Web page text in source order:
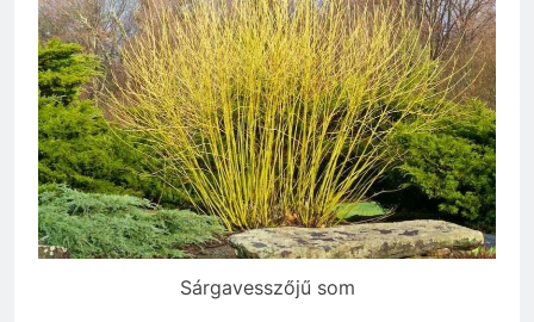
Sárgavesszőjű som